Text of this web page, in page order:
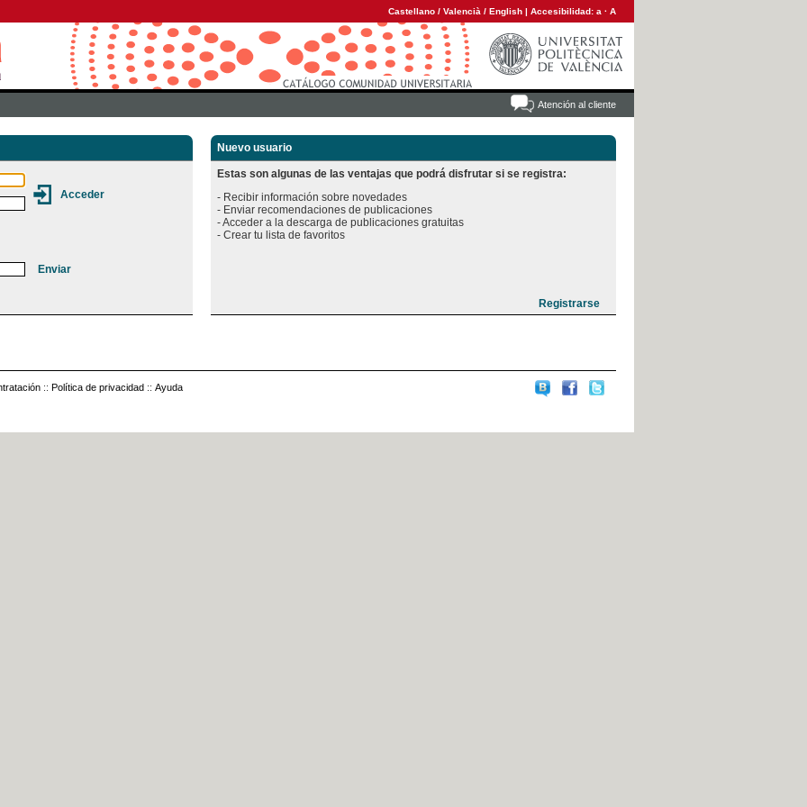
Castellano / Valencià / English | Accesibilidad: a · A
Atención al cliente
Nuevo usuario
Estas son algunas de las ventajas que podrá disfrutar si se registra:
- Recibir información sobre novedades
- Enviar recomendaciones de publicaciones
- Acceder a la descarga de publicaciones gratuitas
:: Política de privacidad :: Ayuda